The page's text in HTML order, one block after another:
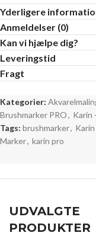
Yderligere
Anmeldelser (0)
Kan vi hjælpe dig?
Leveringstid
Fragt
Kategorier:
Brushmarker PRO, Karin
Tags: brushmarker,
Marker, karin pro
UDVALGTE
PRODUKTER